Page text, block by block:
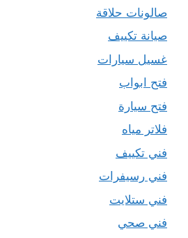
صالونات حلاقة
صيانة تكييف
غسيل سيارات
فتح ابواب
فتح سيارة
فلاتر مياه
فني تكييف
فني رسيفرات
فني ستلايت
فني صحي